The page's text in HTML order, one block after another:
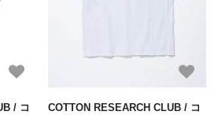
/ コ
COTTON RESEARCH CLUB / コ